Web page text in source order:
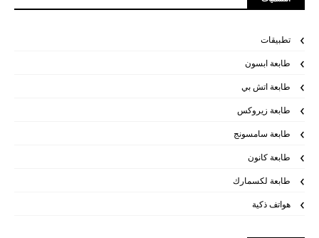
تطبيقات
طابعة ابسون
طابعة اتش بي
طابعة زيروكس
طابعة سامسونج
طابعة كانون
طابعة لكسمارك
هواتف ذكية